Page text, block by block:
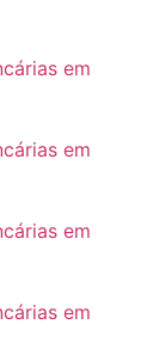
em
em
em
em